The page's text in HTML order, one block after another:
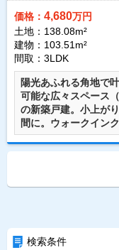
価格： 4,680万円
土地：138.08m²
建物：103.51m²
間取：3LDK
陽光あふれる角地で
可能な広々スペース
の新築戸建。小上が
間に。ウォークイン
検索条件